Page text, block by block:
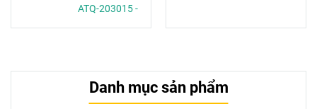
ATQ-203015 -
Cấp độ chống
nước: IP66/67
Chống va đập:
Chống Va Đập:
IK10.
Danh mục sản phẩm